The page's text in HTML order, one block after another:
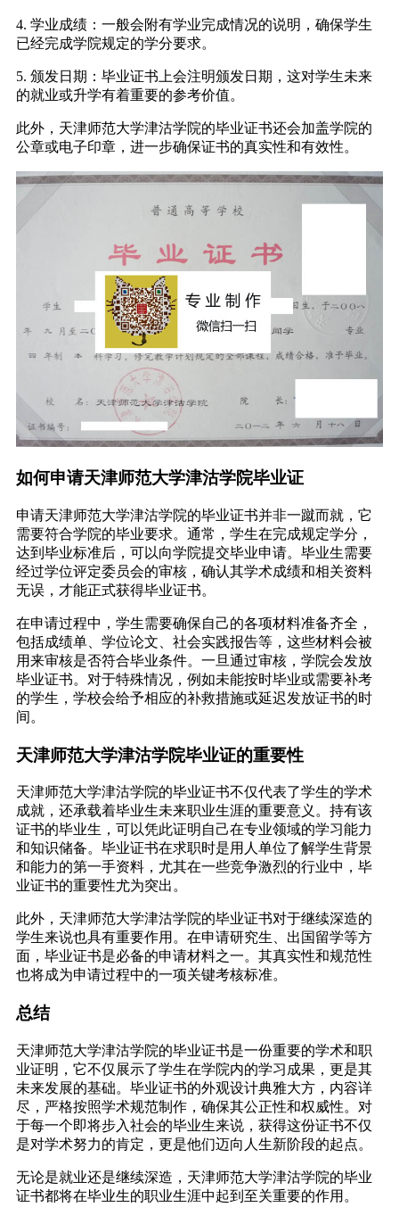
4. 学业成绩：一般会附有学业完成情况的说明，确保学生
已经完成学院规定的学分要求。
5. 颁发日期：毕业证书上会注明颁发日期，这对学生未来
的就业或升学有着重要的参考价值。
此外，天津师范大学津沽学院的毕业证书还会加盖学院的
公章或电子印章，进一步确保证书的真实性和有效性。
如何申请天津师范大学津沽学院毕业证
申请天津师范大学津沽学院的毕业证书并非一蹴而就，它
需要符合学院的毕业要求。通常，学生在完成规定学分，
达到毕业标准后，可以向学院提交毕业申请。毕业生需要
经过学位评定委员会的审核，确认其学术成绩和相关资料
无误，才能正式获得毕业证书。
在申请过程中，学生需要确保自己的各项材料准备齐全，
包括成绩单、学位论文、社会实践报告等，这些材料会被
用来审核是否符合毕业条件。一旦通过审核，学院会发放
毕业证书。对于特殊情况，例如未能按时毕业或需要补考
的学生，学校会给予相应的补救措施或延迟发放证书的时
间。
天津师范大学津沽学院毕业证的重要性
天津师范大学津沽学院的毕业证书不仅代表了学生的学术
成就，还承载着毕业生未来职业生涯的重要意义。持有该
证书的毕业生，可以凭此证明自己在专业领域的学习能力
和知识储备。毕业证书在求职时是用人单位了解学生背景
和能力的第一手资料，尤其在一些竞争激烈的行业中，毕
业证书的重要性尤为突出。
此外，天津师范大学津沽学院的毕业证书对于继续深造的
学生来说也具有重要作用。在申请研究生、出国留学等方
面，毕业证书是必备的申请材料之一。其真实性和规范性
也将成为申请过程中的一项关键考核标准。
总结
天津师范大学津沽学院的毕业证书是一份重要的学术和职
业证明，它不仅展示了学生在学院内的学习成果，更是其
未来发展的基础。毕业证书的外观设计典雅大方，内容详
尽，严格按照学术规范制作，确保其公正性和权威性。对
于每一个即将步入社会的毕业生来说，获得这份证书不仅
是对学术努力的肯定，更是他们迈向人生新阶段的起点。
无论是就业还是继续深造，天津师范大学津沽学院的毕业
证书都将在毕业生的职业生涯中起到至关重要的作用。